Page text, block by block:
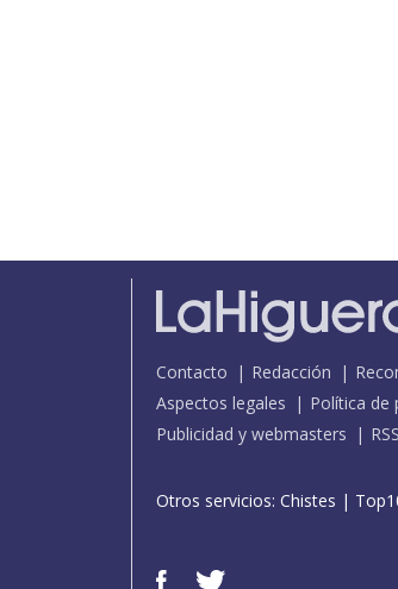
Contacto Redacción
Aspectos legales
Política de
Publicidad y webmasters
RSS
Otros servicios: Chistes |